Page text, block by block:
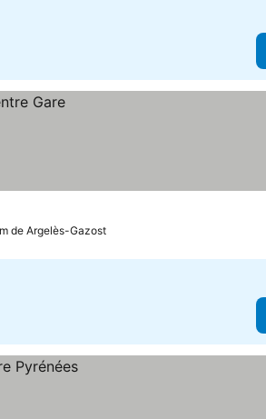
de Argelès-Gazost